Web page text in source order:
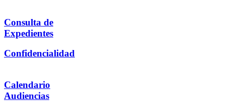
Consulta de
Expedientes
Confidencialidad
Calendario
Audiencias